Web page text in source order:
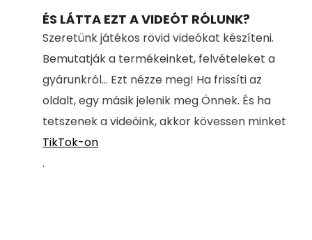
ÉS LÁTTA EZT A VIDEÓT RÓLUNK?
Szeretünk játékos rövid videókat készíteni.
Bemutatják a termékeinket, felvételeket a
gyárunkról... Ezt nézze meg! Ha frissíti az
oldalt, egy másik jelenik meg Önnek. És ha
tetszenek a videóink, akkor kövessen minket
TikTok-on
.